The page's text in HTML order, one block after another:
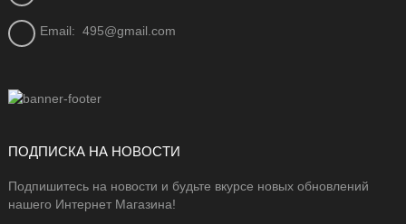
Email: 495@gmail.com
ПОДПИСКА НА НОВОСТИ
Подпишитесь на новости и будьте вкурсе новых обновлений
нашего Интернет Магазина!